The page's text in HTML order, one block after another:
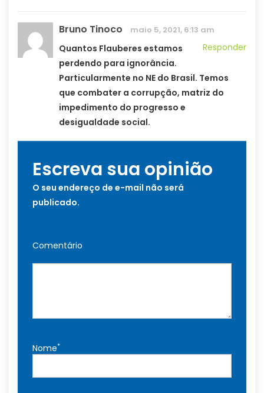
Bruno Tinoco maio 5, 2021, 6:13 am
Responder
Quantos Flauberes estamos
perdendo para ignorância.
Particularmente no NE do Brasil. Temos
que combater a corrupção, matriz do
impedimento do progresso e
desigualdade social.
Escreva sua opinião
O seu endereço de e-mail não será
publicado.
Comentário
Nome*